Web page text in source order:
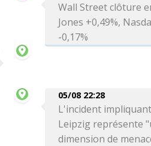
Wall Street clôture
Jones +0,49%,
-0,17%
05/08 22:28
L'incident
Leipzig représente
dimension de